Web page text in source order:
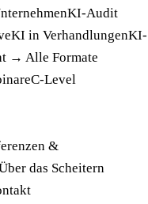
KI-Audit
KI in VerhandlungenKI-
→ Alle Formate
C-Level
&
das Scheitern